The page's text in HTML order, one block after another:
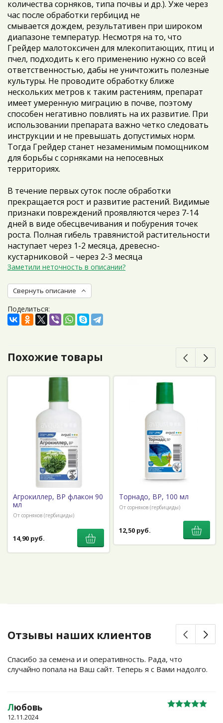
количества сорняков, типа почвы и др.). Уже через
час после обработки гербицид не
смывается дождем, результативен при широком
диапазоне температур. Несмотря на то, что
Грейдер малотоксичен для млекопитающих, птиц и
пчел, подходить к его применению нужно со всей
ответственностью, дабы не уничтожить полезные
культуры. Не проводите обработку ближе
нескольких метров к таким растениям, препарат
имеет умеренную миграцию в почве, поэтому
способен негативно повлиять на их развитие. При
использовании препарата важно четко следовать
инструкции и не превышать допустимых норм.
Тогда Грейдер станет незаменимым помощником
для борьбы с сорняками на непосевных
территориях.
В течение первых суток после обработки
прекращается рост и развитие растений. Видимые
признаки повреждений проявляются через 7-14
дней в виде обесцвечивания и побурения точек
роста. Полная гибель травянистой растительности
наступает через 1-2 месяца, древесно-
кустарниковой – через 2-3 месяца
Заметили неточность в описании?
Свернуть описание
Поделиться:
Похожие товары
Агрокиллер, ВР флакон 90
мл
От сорняков (гербициды)
14,90 руб.
Торнадо, ВР, 100 мл
От сорняков (гербициды)
12,50 руб.
Отзывы наших клиентов
Спасибо за семена и и оперативность. Рада, что
случайно попала на Ваш сайт. Теперь я с Вами надолго.
Любовь
12.11.2024